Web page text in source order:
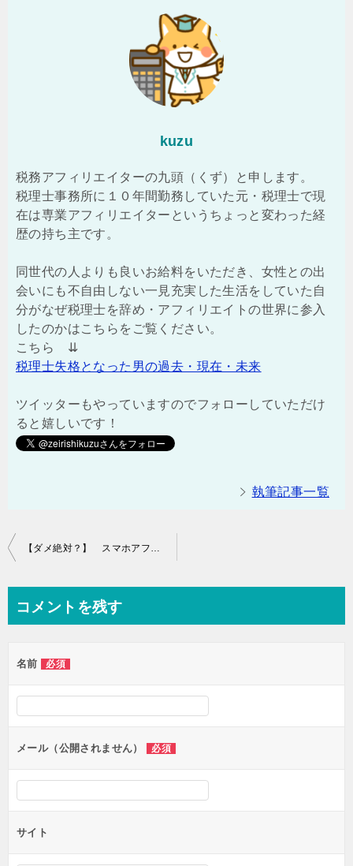
kuzu
税務アフィリエイターの九頭（くず）と申します。
税理士事務所に１０年間勤務していた元・税理士で現
在は専業アフィリエイターというちょっと変わった経
歴の持ち主です。
同世代の人よりも良いお給料をいただき、女性との出
会いにも不自由しない一見充実した生活をしていた自
分がなぜ税理士を辞め・アフィリエイトの世界に参入
したのかはこちらをご覧ください。
こちら ⇊
税理士失格となった男の過去・現在・未来
ツイッターもやっていますのでフォローしていただけ
ると嬉しいです！
執筆記事一覧
投
ビ
ー
シ
ン
【ダメ絶対？】 スマホアフィリエイトがおすすめ出来ない理由とは？
コメントを残す
名前 必須
メール（公開されません） 必須
サイト